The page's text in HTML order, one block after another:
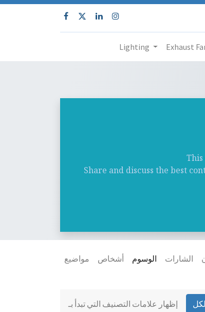
Lighting Exhaust
Share and discuss the best
مواضيع أشخاص الوسوم الشارات
إظهار علامات التصنيف التي تبدأ بـ